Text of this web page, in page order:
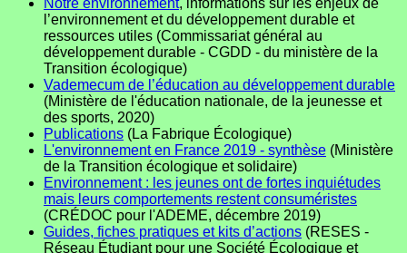
Notre environnement, informations sur les enjeux de
l’environnement et du développement durable et
ressources utiles (Commissariat général au
développement durable - CGDD - du ministère de la
Transition écologique)
Vademecum de l’éducation au développement durable
(Ministère de l'éducation nationale, de la jeunesse et
des sports, 2020)
Publications (La Fabrique Écologique)
L'environnement en France 2019 - synthèse (Ministère
de la Transition écologique et solidaire)
Environnement : les jeunes ont de fortes inquiétudes
mais leurs comportements restent consuméristes
(CRÉDOC pour l'ADEME, décembre 2019)
Guides, fiches pratiques et kits d’actions (RESES -
Réseau Étudiant pour une Société Écologique et